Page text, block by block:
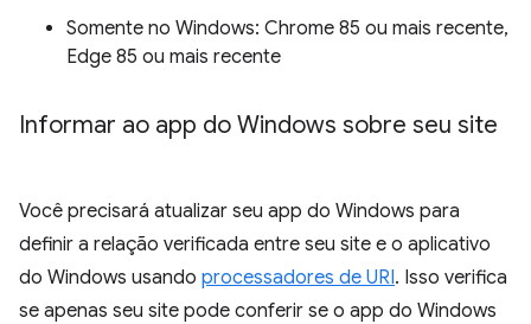
Somente no Windows: Chrome 85 ou mais recente,
Edge 85 ou mais recente
Informar ao app do Windows sobre seu site
Você precisará atualizar seu app do Windows para
definir a relação verificada entre seu site e o aplicativo
do Windows usando processadores de URI. Isso verifica
se apenas seu site pode conferir se o app do Windows